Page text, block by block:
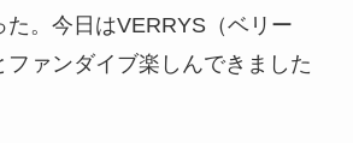
た。今日はVERRYS（ベリー
ファンダイブ楽しんできました